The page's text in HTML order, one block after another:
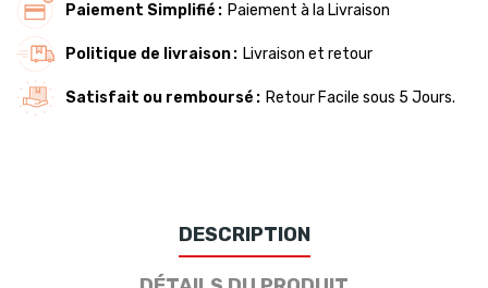
Paiement Simplifié Paiement à la Livraison
Politique de livraison Livraison et retour
Satisfait ou remboursé Retour Facile sous 5 Jours.
DESCRIPTION